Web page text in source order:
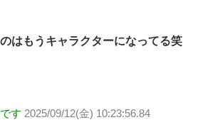
はもうキャラクターになってる笑
す 2025/09/12(金) 10:23:56.84